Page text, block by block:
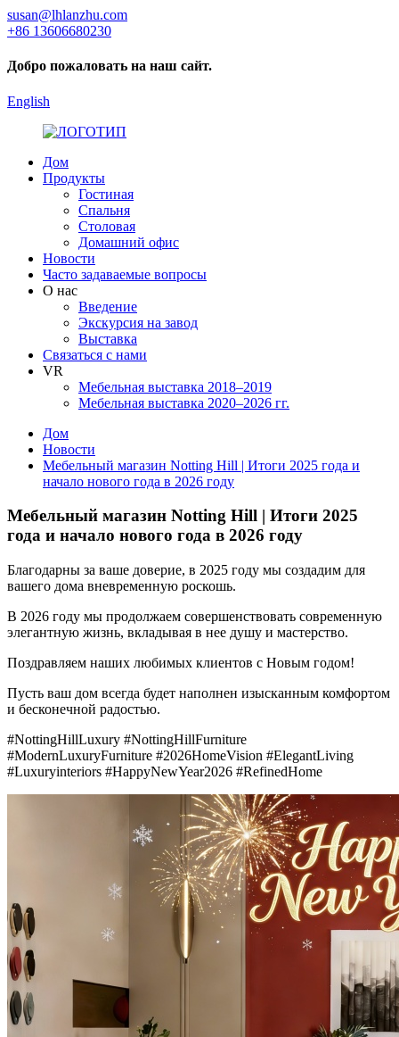
susan@lhlanzhu.com
+86 13606680230
Добро пожаловать на наш сайт.
English
Дом
Продукты
Гостиная
Спальня
Столовая
Домашний офис
Новости
Часто задаваемые вопросы
О нас
Введение
Экскурсия на завод
Выставка
Связаться с нами
VR
Мебельная выставка 2018–2019
Мебельная выставка 2020–2026 гг.
Дом
Новости
Мебельный магазин Notting Hill | Итоги 2025 года и
начало нового года в 2026 году
Мебельный магазин Notting Hill | Итоги 2025
года и начало нового года в 2026 году
Благодарны за ваше доверие, в 2025 году мы создадим для
вашего дома вневременную роскошь.
В 2026 году мы продолжаем совершенствовать современную
элегантную жизнь, вкладывая в нее душу и мастерство.
Поздравляем наших любимых клиентов с Новым годом!
Пусть ваш дом всегда будет наполнен изысканным комфортом
и бесконечной радостью.
#NottingHillLuxury #NottingHillFurniture
#ModernLuxuryFurniture #2026HomeVision #ElegantLiving
#Luxuryinteriors #HappyNewYear2026 #RefinedHome